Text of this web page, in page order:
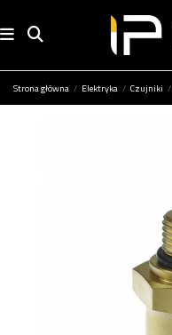
Strona główna Elektryka Czujniki